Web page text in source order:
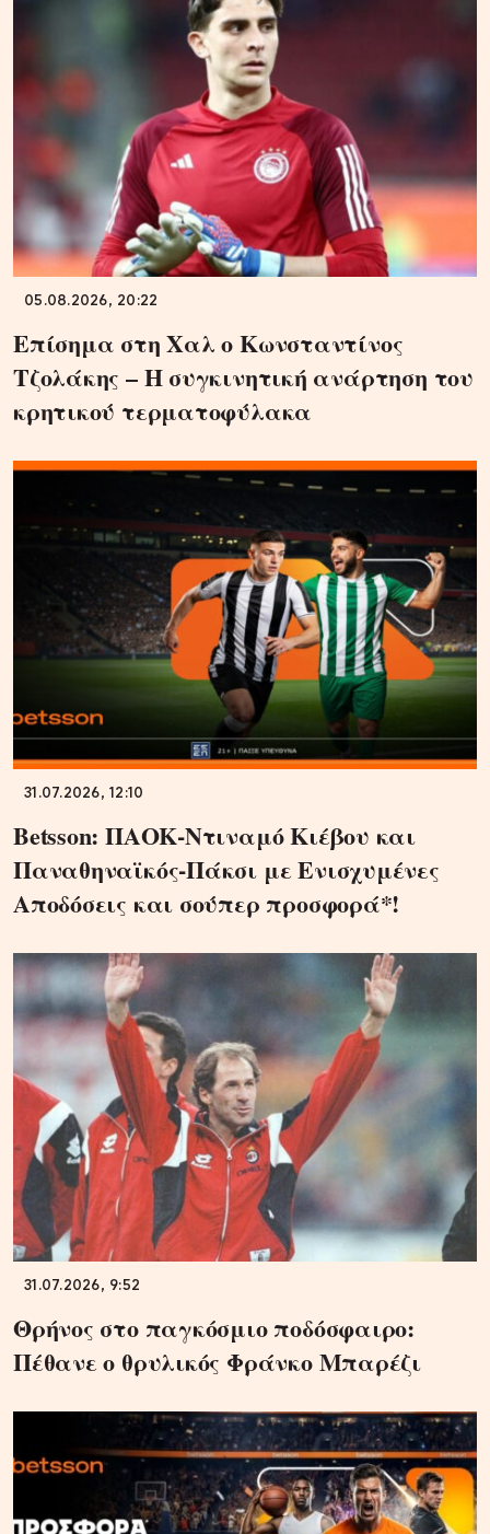
05.08.2026, 20:22
Επίσημα στη Χαλ ο Κωνσταντίνος
Τζολάκης – Η συγκινητική ανάρτηση του
κρητικού τερματοφύλακα
31.07.2026, 12:10
Betsson: ΠΑΟΚ-Ντιναμό Κιέβου και
Παναθηναϊκός-Πάκσι με Ενισχυμένες
Αποδόσεις και σούπερ προσφορά*!
31.07.2026, 9:52
Θρήνος στο παγκόσμιο ποδόσφαιρο:
Πέθανε ο θρυλικός Φράνκο Μπαρέζι